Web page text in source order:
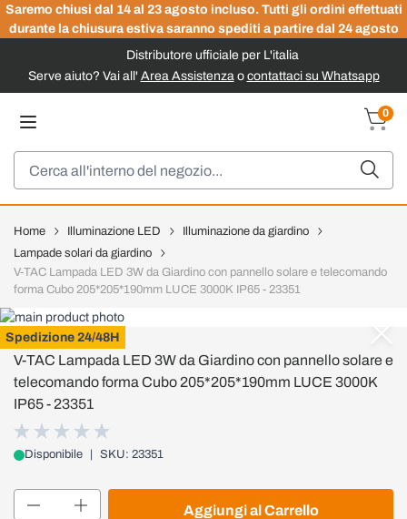
Saremo chiusi dal 14 al 23 agosto incluso. Tutti gli ordini effettuati
durante la chiusura estiva saranno spediti a partire dal 24 agosto
Distributore ufficiale per L'italia
Serve aiuto? Vai all' Area Assistenzao contattaci su Whatsapp
0
Home Illuminazione LED
Illuminazione da giardino
Lampade solari da giardino
V-TAC Lampada LED 3W da Giardino con pannello solare e telecomando
forma Cubo 205*205*190mm LUCE 3000K IP65 - 23351
Spedizione 24/48H
V-TAC
V-TAC Lampada LED 3W da Giardino con pannello solare e
telecomando forma Cubo 205*205*190mm LUCE 3000K
IP65 - 23351
Disponibile SKU: 23351
Aggiungi al Carrello